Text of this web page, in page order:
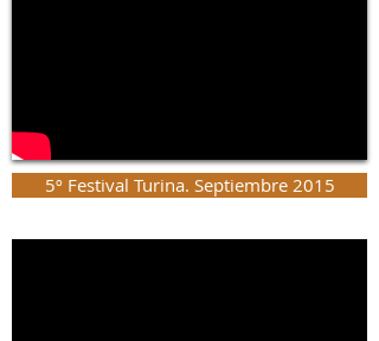
5º Festival Turina. Septiembre 2015